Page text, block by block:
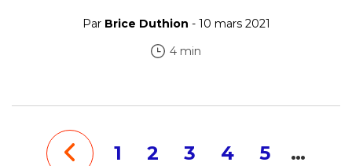
Par Brice Duthion - 10 mars 2021
4 min
1 2 3 4 5 …